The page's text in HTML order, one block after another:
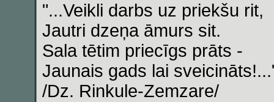
"...Veikli darbs uz priekšu rit,
Jautri dzeņa āmurs sit.
Sala tētim priecīgs prāts -
Jaunais gads lai
/Dz. Rinkule-Zemzare/